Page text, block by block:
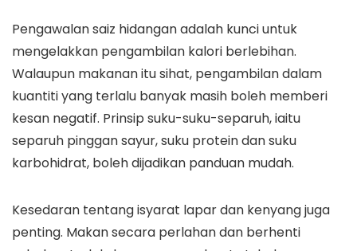
Pengawalan saiz hidangan adalah kunci untuk
mengelakkan pengambilan kalori berlebihan.
Walaupun makanan itu sihat, pengambilan dalam
kuantiti yang terlalu banyak masih boleh memberi
kesan negatif. Prinsip suku-suku-separuh, iaitu
separuh pinggan sayur, suku protein dan suku
karbohidrat, boleh dijadikan panduan mudah.
Kesedaran tentang isyarat lapar dan kenyang juga
penting. Makan secara perlahan dan berhenti